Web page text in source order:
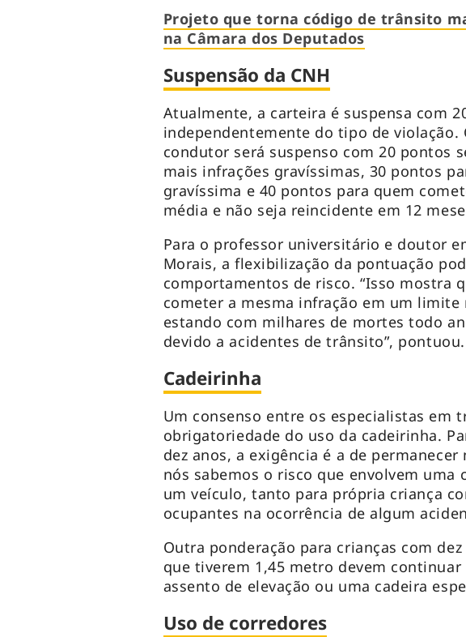
Projeto que torna código de trânsito
na Câmara dos Deputados
Suspensão da CNH
Atualmente, a carteira é suspensa com
independentemente do tipo de violação.
condutor será suspenso com 20 pontos
mais infrações gravíssimas, 30 pontos
gravíssima e 40 pontos para quem
média e não seja reincidente em 12
Para o professor universitário e doutor
Morais, a flexibilização da pontuação
comportamentos de risco. “Isso mostra
cometer a mesma infração em um
estando com milhares de mortes todo
devido a acidentes de trânsito”, pontuou.
Cadeirinha
Um consenso entre os especialistas em
obrigatoriedade do uso da cadeirinha.
dez anos, a exigência é a de permanecer
nós sabemos o risco que envolvem uma
um veículo, tanto para própria criança
ocupantes na ocorrência de algum
Outra ponderação para crianças com
que tiverem 1,45 metro devem
assento de elevação ou uma cadeira
Uso de corredores